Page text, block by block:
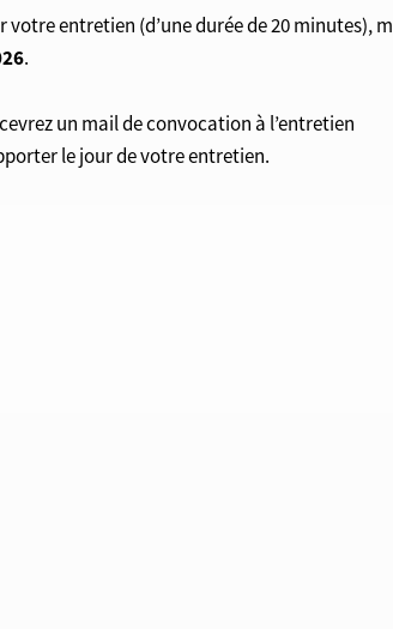
entretien (d’une durée de 20 minutes),
.
un mail de convocation à l’entretien
le jour de votre entretien.